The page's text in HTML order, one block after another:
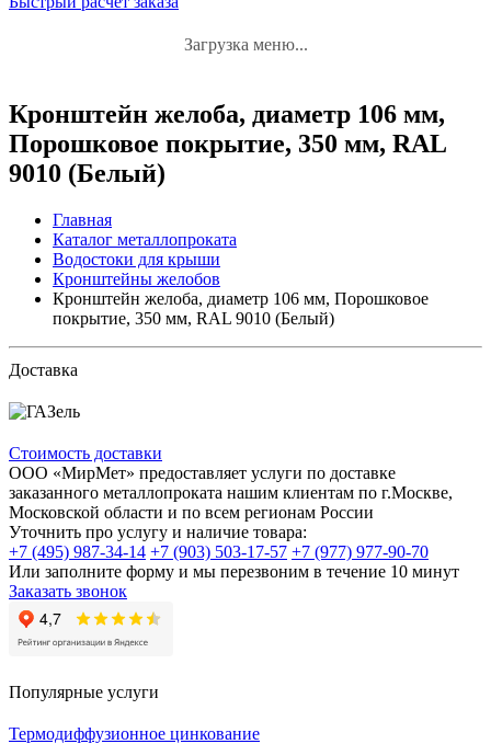
Загрузка меню...
Кронштейн желоба, диаметр 106 мм,
Порошковое покрытие, 350 мм, RAL
9010 (Белый)
Главная
Каталог металлопроката
Водостоки для крыши
Кронштейны желобов
Кронштейн желоба, диаметр 106 мм, Порошковое
покрытие, 350 мм, RAL 9010 (Белый)
Доставка
Стоимость доставки
ООО «МирМет» предоставляет услуги по доставке
заказанного металлопроката нашим клиентам по г.Москве,
Московской области и по всем регионам России
Уточнить про услугу и наличие товара:
+7 (495) 987-34-14 +7 (903) 503-17-57 +7 (977) 977-90-70
Или заполните форму и мы перезвоним в течение 10 минут
Заказать звонок
Популярные услуги
Термодиффузионное цинкование